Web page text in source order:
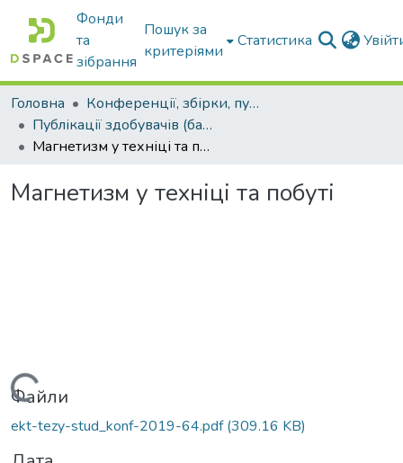
Фонди
та
зібрання
Пошук за
критеріями
Статистика
Головна
Конференції, збірки, публікації молодих вчених і здобувачів : магістрів, бакалаврів, аспірантів.
Публікації здобувачів (бакалаврів. магістрів, аспірантів)
Магнетизм у техніці та побуті
Магнетизм у техніці та побуті
Вантажиться...
Файли
ekt-tezy-stud_konf-2019-64.pdf(309.16 KB)